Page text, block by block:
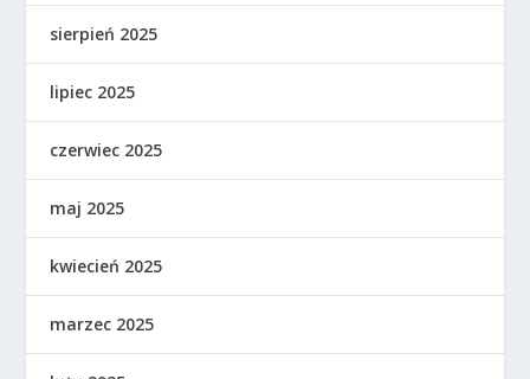
sierpień 2025
lipiec 2025
czerwiec 2025
maj 2025
kwiecień 2025
marzec 2025